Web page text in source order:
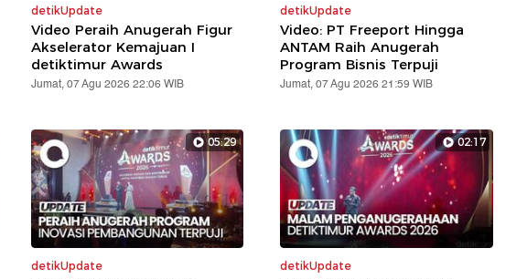
detikUpdate
Video Peraih Anugerah Figur
Akselerator Kemajuan I
detiktimur Awards
Jumat, 07 Agu 2026 22:06 WIB
detikUpdate
Video: PT Freeport Hingga
ANTAM Raih Anugerah
Program Bisnis Terpuji
Jumat, 07 Agu 2026 21:59 WIB
05:29
detikUpdate
02:17
detikUpdate